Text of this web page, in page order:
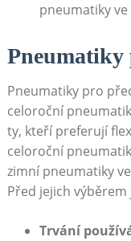
pneumatiky
Pneumatiky‍
Pneumatiky⁤ pro
celoroční
ty, ⁢kteří preferují
celoroční
zimní pneumatiky⁤
Před jejich ⁢výběrem
Trvání⁣